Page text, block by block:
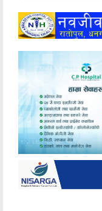
खेलकुद
मनोरञ्जन
अन्य